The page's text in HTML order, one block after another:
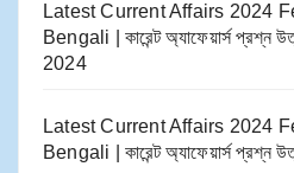
Latest Current Affairs 2024
Bengali | কারেন্ট অ্যাফেয়ার্স প্রশ্ন
2024
Latest Current Affairs 2024
Bengali | কারেন্ট অ্যাফেয়ার্স প্রশ্ন